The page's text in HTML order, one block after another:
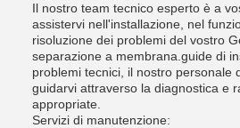
Il nostro team tecnico esperto è a
assistervi nell'installazione, nel
risoluzione dei problemi del vostro
separazione a membrana.guide di
problemi tecnici, il nostro personale
guidarvi attraverso la diagnostica e
appropriate.
Servizi di manutenzione: